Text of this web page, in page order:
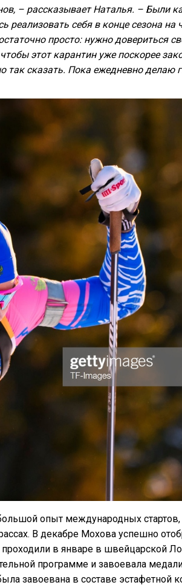
– рассказывает Наталья. – Были
себя в конце сезона
просто: нужно довериться
этот карантин уже поскорее
так сказать. Пока ежедневно делаю
опыт международных
В декабре Мохова успешно
в январе в швейцарской
программе и завоевала
завоевана в составе эстафетной